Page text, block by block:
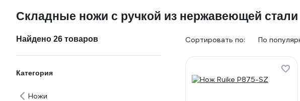
Складные ножи с ручкой из нержавеющей стали
Найдено 26 товаров
Категория
Ножи
Сортировать по: По